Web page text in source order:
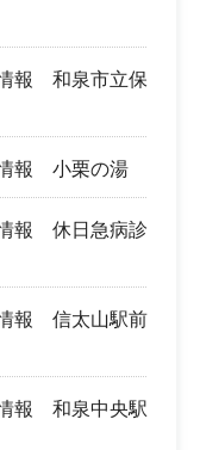
報 和泉市立保
報 小栗の湯
報 休日急病診
報 信太山駅前
報 和泉中央駅